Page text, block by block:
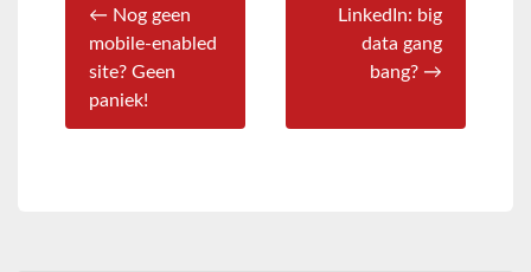
← Nog geen
mobile-enabled
site? Geen
paniek!
LinkedIn: big
data gang
bang? →